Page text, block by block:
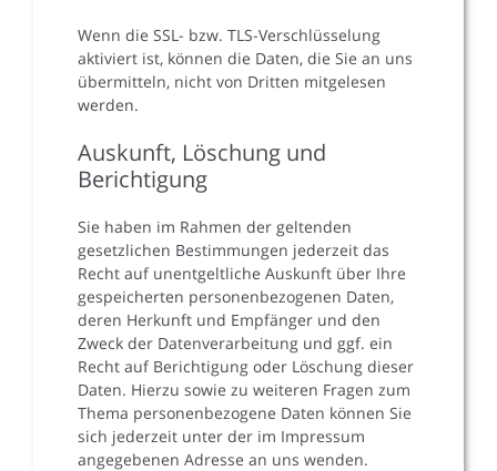
Wenn die SSL- bzw. TLS-Verschlüsselung
aktiviert ist, können die Daten, die Sie an uns
übermitteln, nicht von Dritten mitgelesen
werden.
Auskunft, Löschung und
Berichtigung
Sie haben im Rahmen der geltenden
gesetzlichen Bestimmungen jederzeit das
Recht auf unentgeltliche Auskunft über Ihre
gespeicherten personenbezogenen Daten,
deren Herkunft und Empfänger und den
Zweck der Datenverarbeitung und ggf. ein
Recht auf Berichtigung oder Löschung dieser
Daten. Hierzu sowie zu weiteren Fragen zum
Thema personenbezogene Daten können Sie
sich jederzeit unter der im Impressum
angegebenen Adresse an uns wenden.